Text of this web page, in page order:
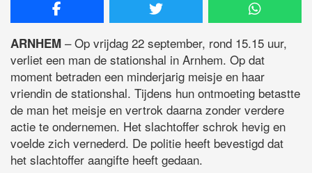
ARNHEM – Op vrijdag 22 september, rond 15.15 uur,
verliet een man de stationshal in Arnhem. Op dat
moment betraden een minderjarig meisje en haar
vriendin de stationshal. Tijdens hun ontmoeting betastte
de man het meisje en vertrok daarna zonder verdere
actie te ondernemen. Het slachtoffer schrok hevig en
voelde zich vernederd. De politie heeft bevestigd dat
het slachtoffer aangifte heeft gedaan.